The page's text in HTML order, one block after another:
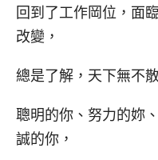
回到了工作岡位，面
改變，
總是了解，天下無不
聰明的你、努力的妳
誠的你，